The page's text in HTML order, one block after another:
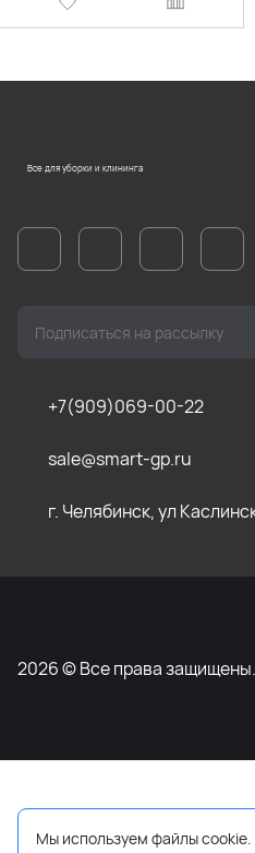
Все для уборки и клининга
+7(909)069-00-22
sale@smart-gp.ru
г. Челябинск, ул
2026 © Все права
Мы используем файлы